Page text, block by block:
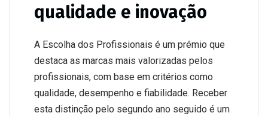
qualidade e inovação
A Escolha dos Profissionais é um prémio que
destaca as marcas mais valorizadas pelos
profissionais, com base em critérios como
qualidade, desempenho e fiabilidade. Receber
esta distinção pelo segundo ano seguido é um